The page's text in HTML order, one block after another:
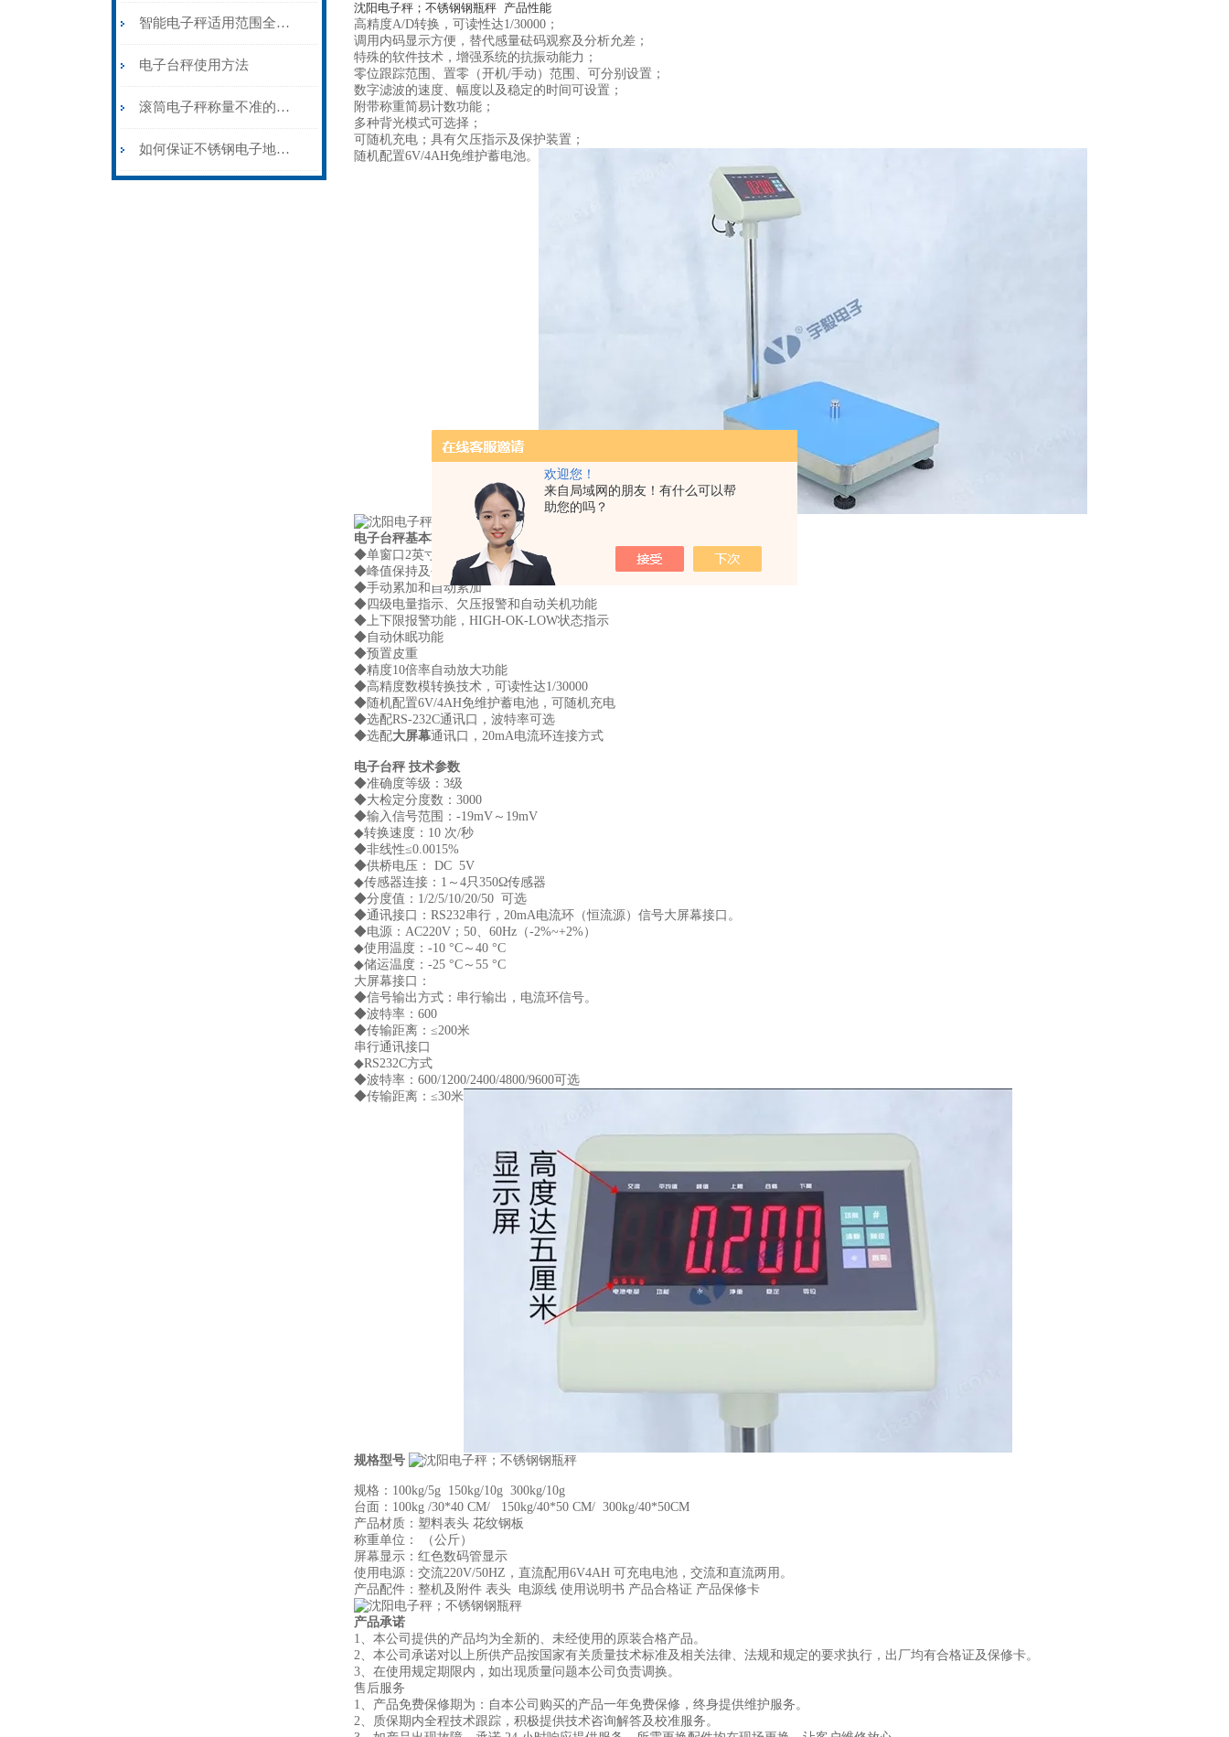
欢迎您！
来自局域网的朋友！有什么可以帮
助您的吗？
智能电子秤适用范围全面解析
电子台秤使用方法
滚筒电子秤称量不准的原因
如何保证不锈钢电子地磅不被锈蚀？
沈阳电子秤；不锈钢钢瓶秤 产品性能
高精度A/D转换，可读性达1/30000；
调用内码显示方便，替代感量砝码观察及分析允差；
特殊的软件技术，增强系统的抗振动能力；
零位跟踪范围、置零（开机/手动）范围、可分别设置；
数字滤波的速度、幅度以及稳定的时间可设置；
附带称重简易计数功能；
多种背光模式可选择；
可随机充电；具有欠压指示及保护装置；
随机配置6V/4AH免维护蓄电池。
电子台秤基本功能
◆单窗口2英寸特制高亮LED大显示，真正的“大眼睛"
◆峰值保持及平均值显示功能
◆手动累加和自动累加
◆四级电量指示、欠压报警和自动关机功能
◆上下限报警功能，HIGH-OK-LOW状态指示
◆自动休眠功能
◆预置皮重
◆精度10倍率自动放大功能
◆高精度数模转换技术，可读性达1/30000
◆随机配置6V/4AH免维护蓄电池，可随机充电
◆选配RS-232C通讯口，波特率可选
◆选配大屏幕通讯口，20mA电流环连接方式
电子台秤 技术参数
◆准确度等级：3级
◆大检定分度数：3000
◆输入信号范围：-19mV～19mV
◆转换速度：10 次/秒
◆非线性≤0.0015%
◆供桥电压： DC 5V
◆传感器连接：1～4只350Ω传感器
◆分度值：1/2/5/10/20/50 可选
◆通讯接口：RS232串行，20mA电流环（恒流源）信号大屏幕接口。
◆电源：AC220V；50、60Hz（-2%~+2%）
◆使用温度：-10 °C～40 °C
◆储运温度：-25 °C～55 °C
大屏幕接口：
◆信号输出方式：串行输出，电流环信号。
◆波特率：600
◆传输距离：≤200米
串行通讯接口
◆RS232C方式
◆波特率：600/1200/2400/4800/9600可选
◆传输距离：≤30米
规格型号
规格：100kg/5g 150kg/10g 300kg/10g
台面：100kg /30*40 CM/ 150kg/40*50 CM/ 300kg/40*50CM
产品材质：塑料表头 花纹钢板
称重单位： （公斤）
屏幕显示：红色数码管显示
使用电源：交流220V/50HZ，直流配用6V4AH 可充电电池，交流和直流两用。
产品配件：整机及附件 表头 电源线 使用说明书 产品合格证 产品保修卡
产品承诺
1、本公司提供的产品均为全新的、未经使用的原装合格产品。
2、本公司承诺对以上所供产品按国家有关质量技术标准及相关法律、法规和规定的要求执行，出厂均有合格证及保修卡。
3、在使用规定期限内，如出现质量问题本公司负责调换。
售后服务
1、产品免费保修期为：自本公司购买的产品一年免费保修，终身提供维护服务。
2、质保期内全程技术跟踪，积极提供技术咨询解答及校准服务。